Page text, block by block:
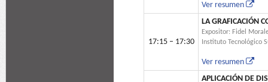
Ver resumen
17:15 – 17:30
LA GRAFICACIÓN
Expositor: Fidel
Instituto Tecnológico
Ver resumen
APLICACIÓN DE